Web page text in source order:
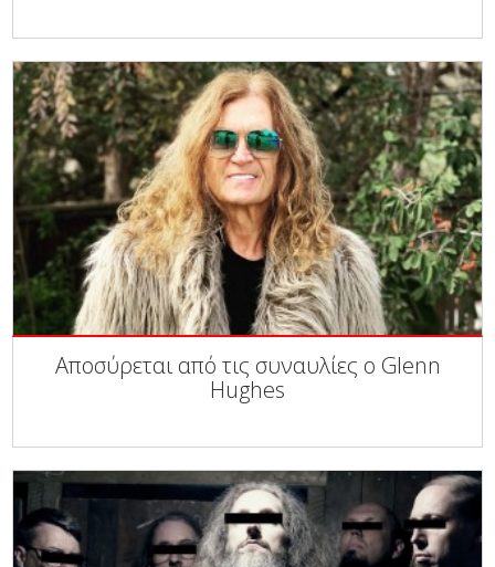
Αποσύρεται από τις συναυλίες ο Glenn
Hughes